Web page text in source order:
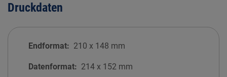
Druckdaten
Endformat: 210 x 148 mm
Datenformat: 214 x 152 mm